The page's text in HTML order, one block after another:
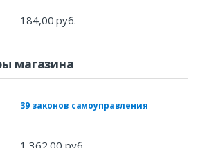
184,00 руб.
магазина
39 законов самоуправления